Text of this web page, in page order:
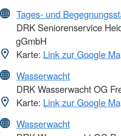
Tages- und
DRK Seniorenservice
gGmbH
Karte: Link zur Google
Wasserwacht
DRK Wasserwacht OG
Karte: Link zur Google
Wasserwacht